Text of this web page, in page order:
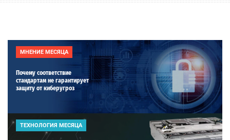
МНЕНИЕ МЕСЯЦА
Почему соответствие
стандартам не гарантирует
защиту от киберугроз
ТЕХНОЛОГИЯ МЕСЯЦА